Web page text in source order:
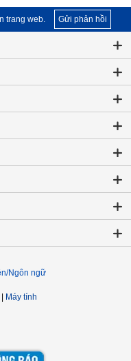
trang web. Gửi phản hồi
Ngôn ngữ
Máy tính